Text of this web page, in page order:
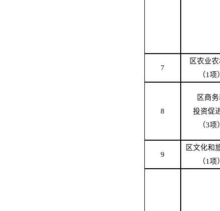
7
区农业
（1项
8
区商务
投资促
（3项
9
区文化和
（1项